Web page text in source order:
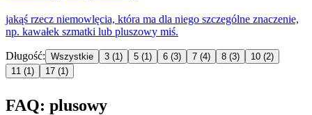
jakąś rzecz niemowlęcia, która ma dla niego szczególne znaczenie,
np. kawałek szmatki lub pluszowy miś.
Długość: Wszystkie 3 (1) 5 (1) 6 (3) 7 (4) 8 (3) 10 (2)
11 (1) 17 (1)
FAQ: plusowy